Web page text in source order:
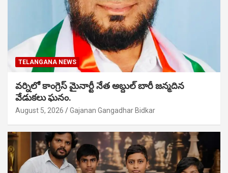
TELANGANA NEWS
వర్నిలో కాంగ్రెస్ మైనార్టీ నేత అబ్దుల్ బారీ జన్మదిన
వేడుకలు ఘనం.
August 5, 2026 Gajanan Gangadhar Bidkar